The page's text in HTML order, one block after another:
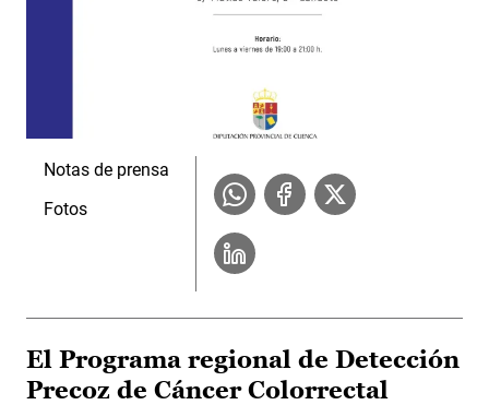
Notas de prensa
Fotos
El Programa regional de Detección
Precoz de Cáncer Colorrectal